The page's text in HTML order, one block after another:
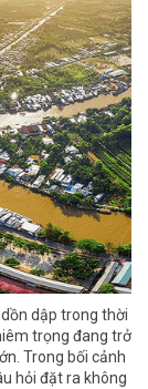
dập trong thời
trọng đang trở
Trong bối cảnh
hỏi đặt ra không